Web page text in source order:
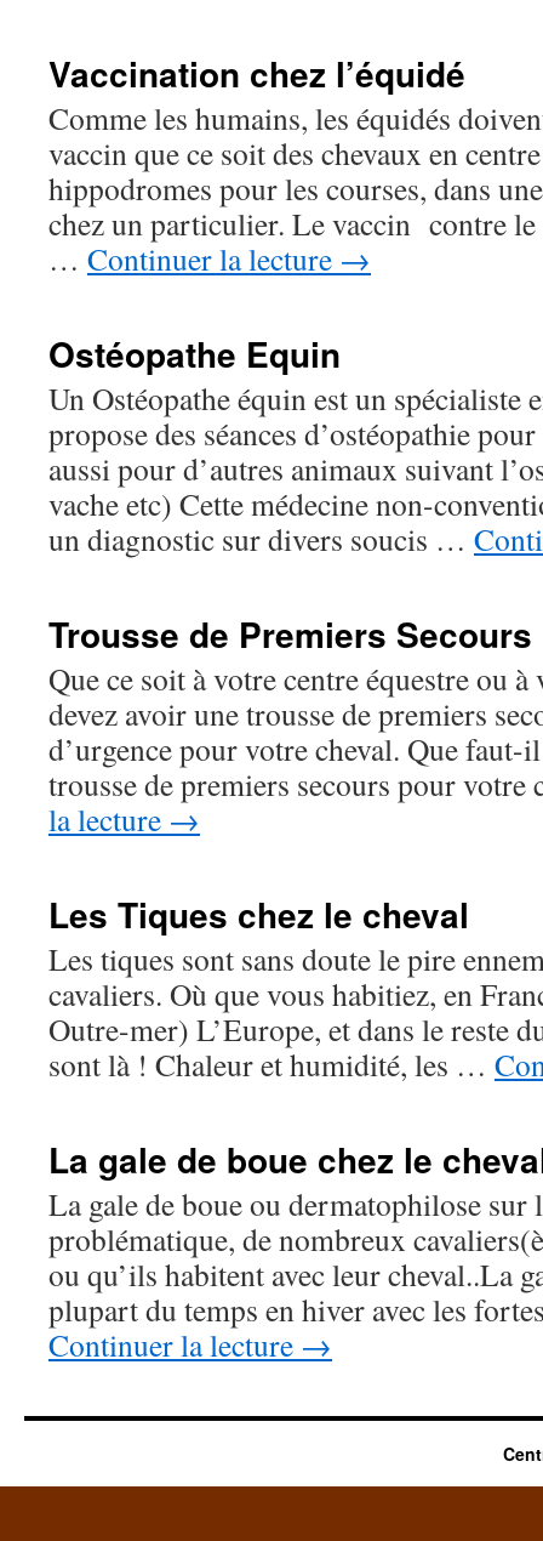
Vaccination chez l’équidé
Comme les humains, les équidés
vaccin que ce soit des chevaux en
hippodromes pour les courses, dans
chez un particulier. Le vaccin contre le
… Continuer la lecture →
Ostéopathe Equin
Un Ostéopathe équin est un spécialiste
propose des séances d’ostéopathie
aussi pour d’autres animaux suivant
vache etc) Cette médecine non-
un diagnostic sur divers soucis …
Trousse de Premiers
Que ce soit à votre centre équestre ou
devez avoir une trousse de premiers
d’urgence pour votre cheval. Que faut-
trousse de premiers secours pour
la lecture →
Les Tiques chez le cheval
Les tiques sont sans doute le pire
cavaliers. Où que vous habitiez, en
Outre-mer) L’Europe, et dans le reste
sont là ! Chaleur et humidité, les …
La gale de boue chez le
La gale de boue ou dermatophilose sur
problématique, de nombreux
ou qu’ils habitent avec leur cheval..La
plupart du temps en hiver avec les
Continuer la lecture →